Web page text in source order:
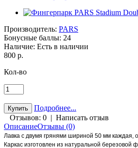
Производитель: PARS
Бонусные баллы: 24
Наличие: Есть в наличии
800 р.
Кол-во
Подробнее...
Отзывов: 0 | Написать отзыв
ОписаниеОтзывы (0)
Лавка с двумя грянями шириной 50 мм каждая,
Каркас изготовлен из натуральной